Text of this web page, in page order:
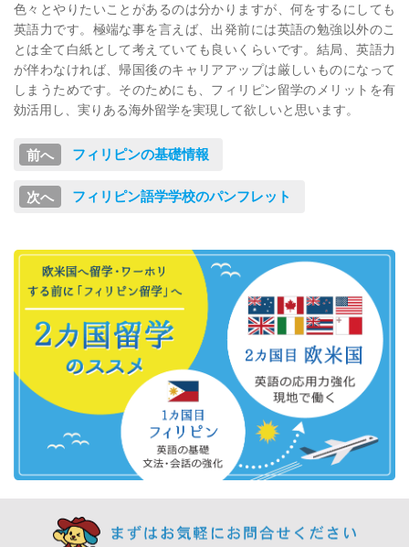
色々とやりたいことがあるのは分かりますが、何をするにしても
英語力です。極端な事を言えば、出発前には英語の勉強以外のこ
とは全て白紙として考えていても良いくらいです。結局、英語力
が伴わなければ、帰国後のキャリアアップは厳しいものになって
しまうためです。そのためにも、フィリピン留学のメリットを有
効活用し、実りある海外留学を実現して欲しいと思います。
フィリピンの基礎情報
フィリピン語学学校のパンフレット